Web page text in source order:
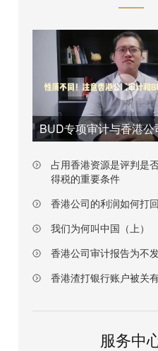
占用香港资源是评判是
得税的重要条件
香港公司的利润如何打
我们为何叫中国（上）
香港公司审计报告为不
香港渣打银行账户被关
服务中